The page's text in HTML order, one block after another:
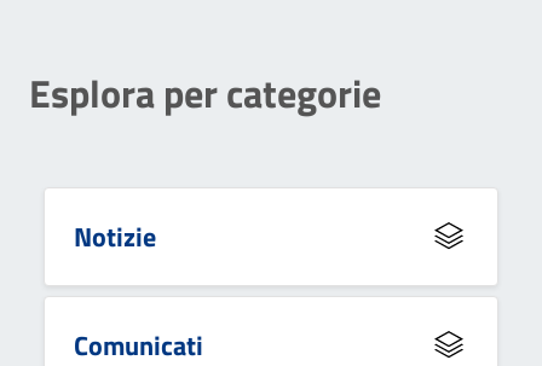
Esplora per categorie
Notizie
Comunicati